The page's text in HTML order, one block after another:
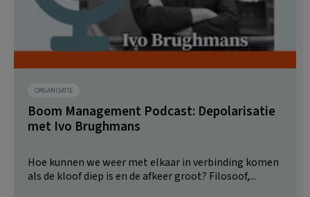
ORGANISATIE
Boom Management Podcast: Depolarisatie
met Ivo Brughmans
Hoe kunnen we weer met elkaar in verbinding komen
als de kloof diep is en de afkeer groot? Filosoof,...